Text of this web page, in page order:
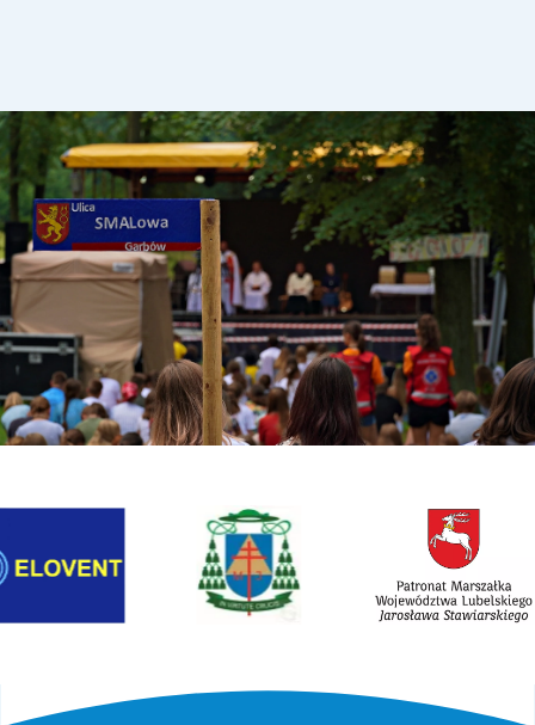
Link otwiera sie w nowej karcieLink otwiera sie w